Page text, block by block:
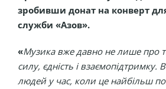
зробивши донат на конверт
служби «Азов».
«Музика вже давно не лише про
силу, єдність і взаємопідтримку.
людей у час, коли це найбільш